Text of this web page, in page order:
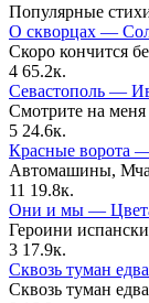
Популярные
О скворцах —
Скоро кончится
4 65.2к.
Севастополь —
Смотрите на
5 24.6к.
Красные ворота
Автомашины,
11 19.8к.
Они и мы —
Героини
3 17.9к.
Сквозь туман
Сквозь туман